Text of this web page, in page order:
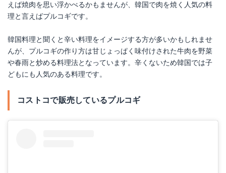
えば焼肉を思い浮かべるかもませんが、韓国で肉を焼く人気の料
理と言えばプルコギです。
韓国料理と聞くと辛い料理をイメージする方が多いかもしれませ
んが、プルコギの作り方は甘じょっぱく味付けされた牛肉を野菜
や春雨と炒める料理法となっています。辛くないため韓国では子
どもにも人気のある料理です。
コストコで販売しているプルコギ